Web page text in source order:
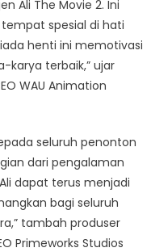
Ali The Movie 2. Ini
spesial di hati
henti ini memotivasi
karya terbaik,” ujar
WAU Animation
seluruh penonton
dari pengalaman
dapat terus menjadi
bagi seluruh
tambah produser
Primeworks Studios